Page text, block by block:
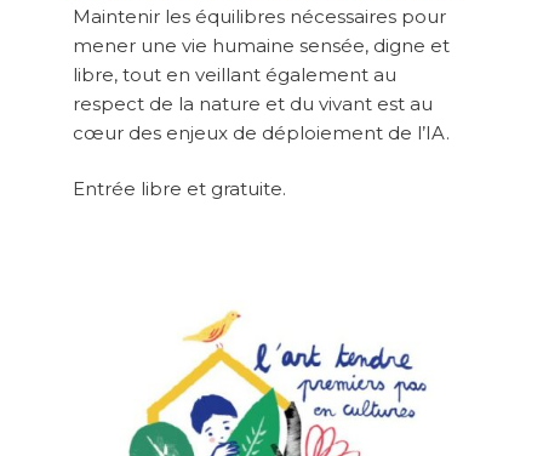
Maintenir les équilibres nécessaires pour
mener une vie humaine sensée, digne et
libre, tout en veillant également au
respect de la nature et du vivant est au
cœur des enjeux de déploiement de l’IA.
Entrée libre et gratuite.